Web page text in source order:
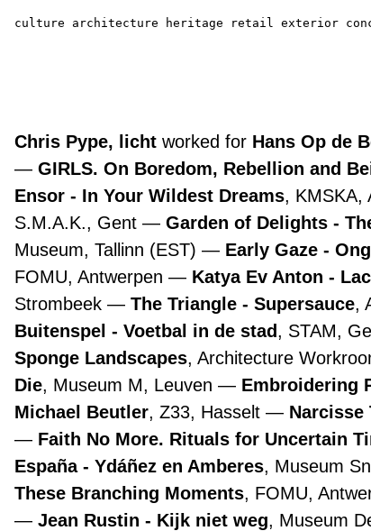
culture architecture heritage retail exterior
Chris Pype, licht worked for Hans Op de
GIRLS. On Boredom, Rebellion and
Ensor - In Your Wildest Dreams, KMSKA,
S.M.A.K., Gent
Garden of Delights -
Museum, Tallinn (EST)
Early Gaze -
FOMU, Antwerpen
Katya Ev Anton -
Strombeek
The Triangle - Supersauce,
Buitenspel - Voetbal in de stad, STAM,
Sponge Landscapes, Architecture
Die, Museum M, Leuven Embroidering
Michael Beutler, Z33, Hasselt Narcisse
Faith No More. Rituals for Uncertain
España - Ydáñez en Amberes, Museum
These Branching Moments, FOMU,
Jean Rustin - Kijk niet weg, Museum